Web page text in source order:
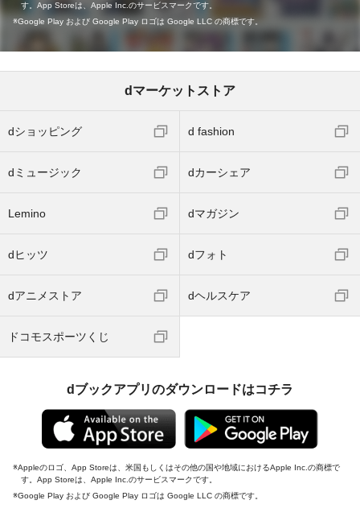
す。App Storeは、Apple Inc.のサービスマークです。
Google Play および Google Play ロゴは Google LLC の商標です。
dマーケットストア
dショッピング d fashion
dミュージック dカーシェア
Lemino dマガジン
dヒッツ dフォト
dアニメストア dヘルスケア
ドコモスポーツくじ
dブックアプリのダウンロードはコチラ
Appleのロゴ、App Storeは、米国もしくはその他の国や地域におけるApple Inc.の商標で
す。App Storeは、Apple Inc.のサービスマークです。
Google Play および Google Play ロゴは Google LLC の商標です。